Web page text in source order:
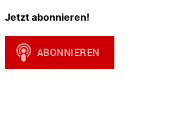
Jetzt abonnieren!